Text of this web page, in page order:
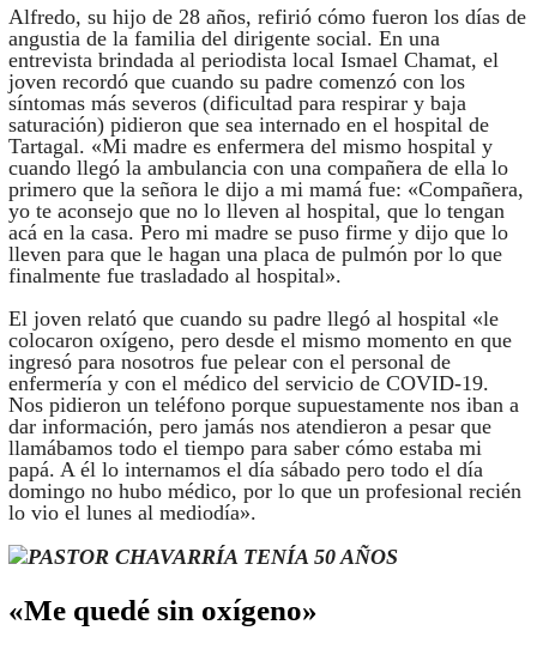
Alfredo, su hijo de 28 años, refirió cómo fueron los días de
angustia de la familia del dirigente social. En una
entrevista brindada al periodista local Ismael Chamat, el
joven recordó que cuando su padre comenzó con los
síntomas más severos (dificultad para respirar y baja
saturación) pidieron que sea internado en el hospital de
Tartagal. «Mi madre es enfermera del mismo hospital y
cuando llegó la ambulancia con una compañera de ella lo
primero que la señora le dijo a mi mamá fue: «Compañera,
yo te aconsejo que no lo lleven al hospital, que lo tengan
acá en la casa. Pero mi madre se puso firme y dijo que lo
lleven para que le hagan una placa de pulmón por lo que
finalmente fue trasladado al hospital».
El joven relató que cuando su padre llegó al hospital «le
colocaron oxígeno, pero desde el mismo momento en que
ingresó para nosotros fue pelear con el personal de
enfermería y con el médico del servicio de COVID-19.
Nos pidieron un teléfono porque supuestamente nos iban a
dar información, pero jamás nos atendieron a pesar que
llamábamos todo el tiempo para saber cómo estaba mi
papá. A él lo internamos el día sábado pero todo el día
domingo no hubo médico, por lo que un profesional recién
lo vio el lunes al mediodía».
PASTOR CHAVARRÍA TENÍA 50 AÑOS
«Me quedé sin oxígeno»